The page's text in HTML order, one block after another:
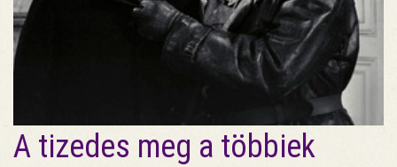
A tizedes meg a többiek